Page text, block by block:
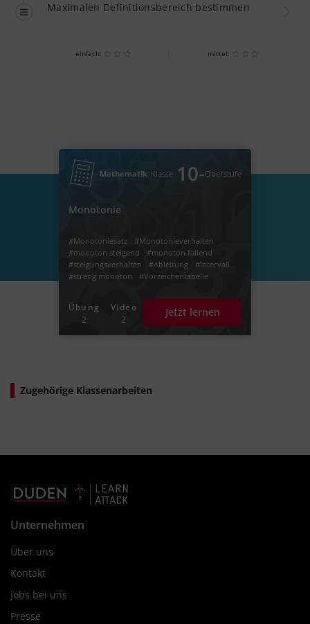
Maximalen Definitionsbereich bestimmen
einfach: mittel:
Mathematik Klasse 10‐Oberstufe
Monotonie
#Monotoniesatz
#Monotonieverhalten
#monoton steigend
#monoton fallend
#steigungsverhalten
#Ableitung
#Intervall
#streng monoton
#Vorzeichentabelle
Übung
2
Video
2
Jetzt lernen
Zugehörige Klassenarbeiten
Unternehmen
Über uns
Kontakt
Jobs bei uns
Presse